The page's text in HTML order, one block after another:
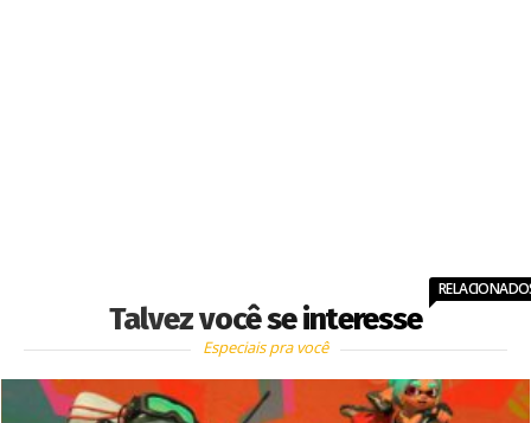
Talvez você se interesse
Especiais pra você